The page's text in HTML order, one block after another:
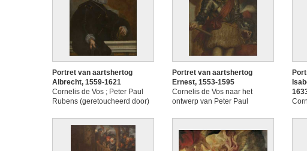
Portret van aartshertog
Albrecht, 1559-1621
Cornelis de Vos ; Peter Paul
Rubens (geretoucheerd door)
Portret van aartshertog
Ernest, 1553-1595
Cornelis de Vos naar het
ontwerp van Peter Paul